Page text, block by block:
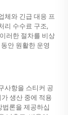
체와 긴급 대응 프
리 수수료 구조,
러한 절차를 비상
안 원활한 운영
사항을 스티커 공
생산 중에 적용
법론을 제공하십